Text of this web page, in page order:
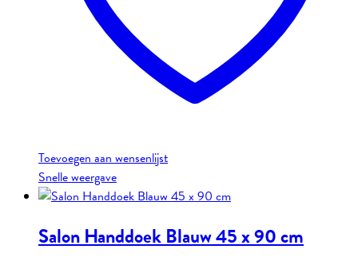
Toevoegen aan wensenlijst
Snelle weergave
Salon Handdoek Blauw 45 x 90 cm